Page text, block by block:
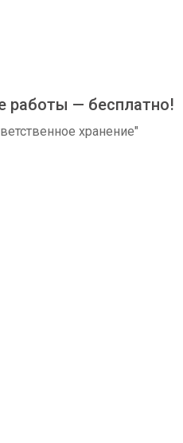
работы — бесплатно!
хранение"